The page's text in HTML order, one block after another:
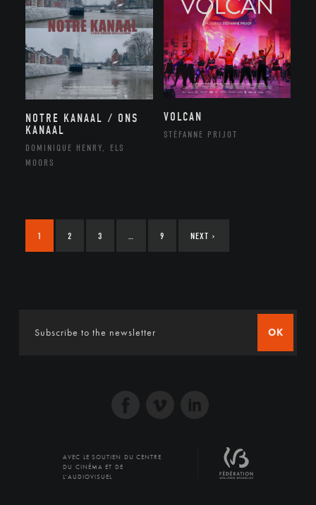
NOTRE KANAAL / ONS
KANAAL
DOMINIQUE HENRY, ELS
MOORS
VOLCAN
STÉFANNE PRIJOT
1 2 3 9 NEXT ›
OK
AVEC LE SOUTIEN DU CENTRE
DU CINÉMA ET DE
L'AUDIOVISUEL